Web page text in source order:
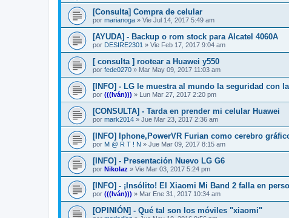
[Consulta] Compra de celular
por marianoga » Vie Jul 14, 2017 5:49 am
[AYUDA] - Backup o rom stock para Alcatel 4060A
por DESIRE2301 » Vie Feb 17, 2017 9:04 am
[ consulta ] rootear a Huawei y550
por fede0270 » Mar May 09, 2017 11:03 am
[INFO] - LG le muestra al mundo la seguridad con
por (((Iván))) » Lun Mar 27, 2017 2:20 pm
[CONSULTA] - Tarda en prender mi celular Huawei
por mark2014 » Jue Mar 23, 2017 2:36 am
[INFO] Iphone,PowerVR Furian como cerebro
por M @ R T ! N » Jue Mar 09, 2017 8:15 am
[INFO] - Presentación Nuevo LG G6
por Nikolaz­ » Vie Mar 03, 2017 5:24 pm
[INFO] - ¡Insólito! El Xiaomi Mi Band 2 falla en
por (((Iván))) » Mar Ene 31, 2017 10:34 am
[OPINIÓN] - Qué tal son los móviles "xiaomi"